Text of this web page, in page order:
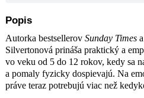
s
Popis
Autorka bestsellerovSunday Times
Silvertonová prináša praktický a
vo veku od 5 do 12 rokov, kedy sa
a pomaly fyzicky dospievajú. Na
práve teraz potrebujú viac než